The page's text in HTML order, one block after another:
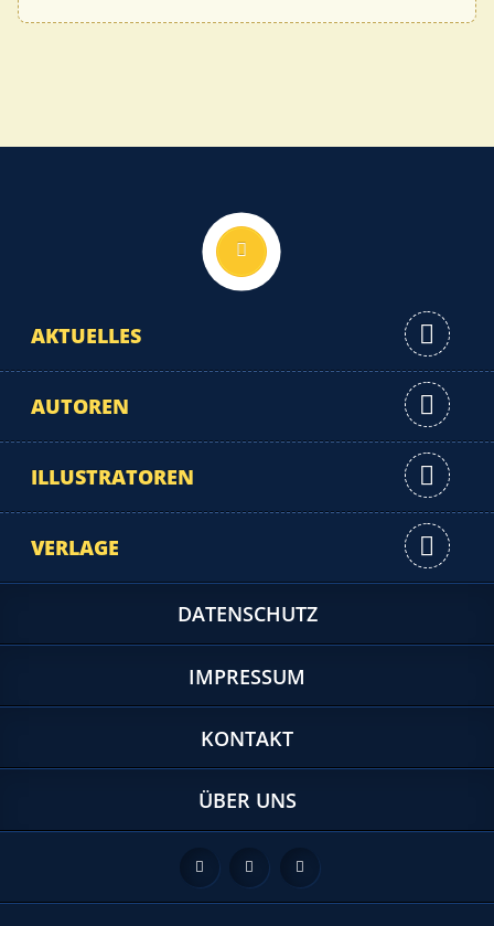
AKTUELLES
AUTOREN
ILLUSTRATOREN
VERLAGE
DATENSCHUTZ
IMPRESSUM
KONTAKT
ÜBER UNS
Feed